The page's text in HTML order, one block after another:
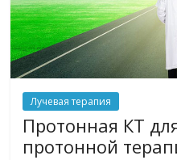
Лучевая терапия
Протонная КТ
протонной